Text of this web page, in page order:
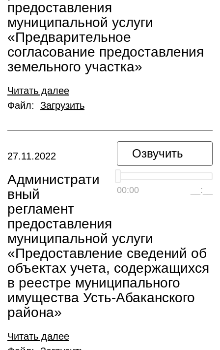
предоставления
муниципальной услуги
«Предварительное
согласование предоставления
земельного участка»
Читать далее
Файл: Загрузить
Озвучить
00:00 __:__
27.11.2022
Администрати
вный
регламент
предоставления
муниципальной услуги
«Предоставление сведений об
объектах учета, содержащихся
в реестре муниципального
имущества Усть-Абаканского
района»
Читать далее